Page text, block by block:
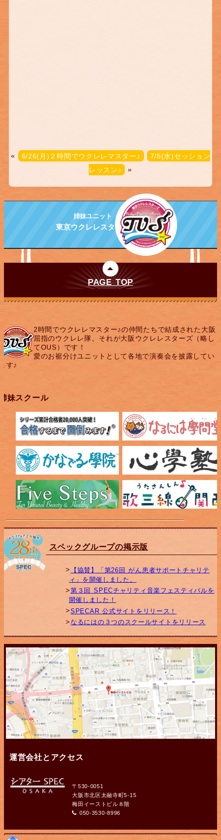
« 6/26(月)２時間でウクレレマスター♪
7/5(水)セッション
レッスン♪
»
姉妹ユニット
東京ウクレレスターズ
PAGE TOP
2時間でウクレレマスター♪の仲間たちで結成された大阪
屈指のウクレレ隊。それが大阪ウクレレスターズ（略し
てOUS）です！
愛のお裾分けユニットとして各地で演奏会を披露してい
す♪
妹スクール
スペックグループの掲示版
【協賛】「第26回 がん患者サポートチャリテ
ィ」を開催しました。
第３回 SPECチャリティ音楽フェスティバルを
開催しました！
SPECAR 公式サイトをリリース！
なるにはの３つのスクールサイトをリリース
運営会社とアクセス
〒530-0051
大阪市北区太融寺町5-15
梅田イーストビル８階
050-3530-8996